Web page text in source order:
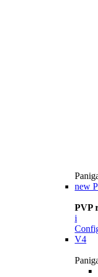
new
PVP
i
V4